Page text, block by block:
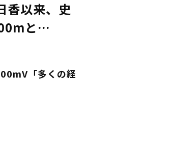
香以来、史
と
「多くの経